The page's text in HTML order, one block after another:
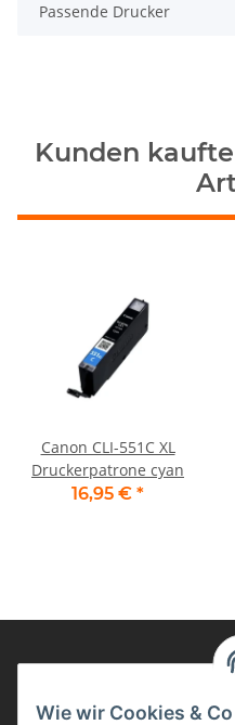
Passende Drucker
Kunden
Canon CLI-551C XL
Druckerpatrone cyan
16,95 € *
Informationen
Wie wir Cookies &